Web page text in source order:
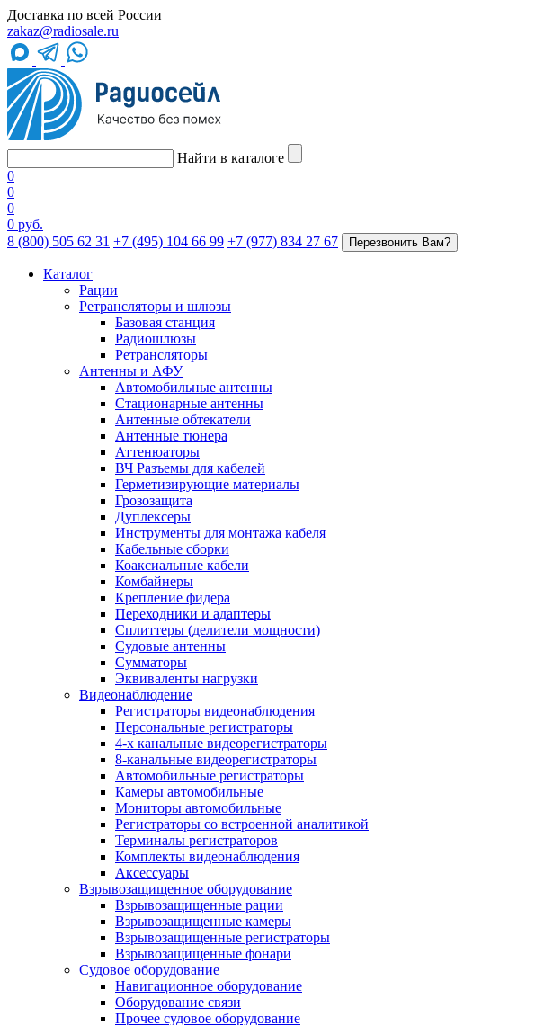
Доставка по всей России
zakaz@radiosale.ru
Найти в каталоге
0
0
0
0 руб.
8 (800) 505 62 31 +7 (495) 104 66 99 +7 (977) 834 27 67 Перезвонить Вам?
Каталог
Рации
Ретрансляторы и шлюзы
Базовая станция
Радиошлюзы
Ретрансляторы
Антенны и АФУ
Автомобильные антенны
Стационарные антенны
Антенные обтекатели
Антенные тюнера
Аттенюаторы
ВЧ Разъемы для кабелей
Герметизирующие материалы
Грозозащита
Дуплексеры
Инструменты для монтажа кабеля
Кабельные сборки
Коаксиальные кабели
Комбайнеры
Крепление фидера
Переходники и адаптеры
Сплиттеры (делители мощности)
Судовые антенны
Сумматоры
Эквиваленты нагрузки
Видеонаблюдение
Регистраторы видеонаблюдения
Персональные регистраторы
4-х канальные видеорегистраторы
8-канальные видеорегистраторы
Автомобильные регистраторы
Камеры автомобильные
Мониторы автомобильные
Регистраторы со встроенной аналитикой
Терминалы регистраторов
Комплекты видеонаблюдения
Аксессуары
Взрывозащищенное оборудование
Взрывозащищенные рации
Взрывозащищенные камеры
Взрывозащищенные регистраторы
Взрывозащищенные фонари
Судовое оборудование
Навигационное оборудование
Оборудование связи
Прочее судовое оборудование